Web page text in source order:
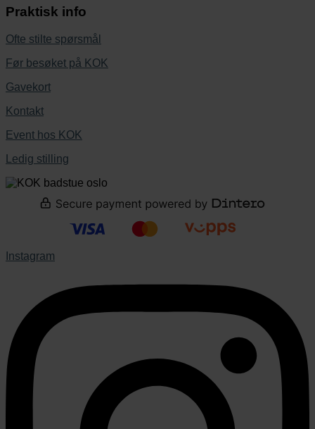
Praktisk info
Ofte stilte spørsmål
Før besøket på KOK
Gavekort
Kontakt
Event hos KOK
Ledig stilling
Instagram